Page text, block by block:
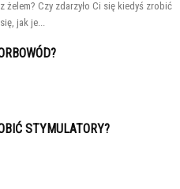
Czy zdarzyło Ci się kiedyś zrobić
jak je...
STYMULATORY?